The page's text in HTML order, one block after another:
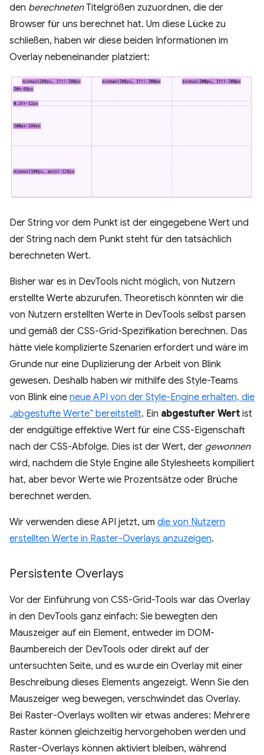
den berechnetenTitelgrößen zuzuordnen, die der
Browser für uns berechnet hat. Um diese Lücke zu
schließen, haben wir diese beiden Informationen im
Overlay nebeneinander platziert:
Der String vor dem Punkt ist der eingegebene Wert und
der String nach dem Punkt steht für den tatsächlich
berechneten Wert.
Bisher war es in DevTools nicht möglich, von Nutzern
erstellte Werte abzurufen. Theoretisch könnten wir die
von Nutzern erstellten Werte in DevTools selbst parsen
und gemäß der CSS-Grid-Spezifikation berechnen. Das
hätte viele komplizierte Szenarien erfordert und wäre im
Grunde nur eine Duplizierung der Arbeit von Blink
gewesen. Deshalb haben wir mithilfe des Style-Teams
von Blink eine neue API von der Style-Engine erhalten, die
„abgestufte Werte“ bereitstellt. Ein abgestufter Wert ist
der endgültige effektive Wert für eine CSS-Eigenschaft
nach der CSS-Abfolge. Dies ist der Wert, der gewonnen
wird, nachdem die Style Engine alle Stylesheets kompiliert
hat, aber bevor Werte wie Prozentsätze oder Brüche
berechnet werden.
Wir verwenden diese API jetzt, um die von Nutzern
erstellten Werte in Raster-Overlays anzuzeigen.
Persistente Overlays
Vor der Einführung von CSS-Grid-Tools war das Overlay
in den DevTools ganz einfach: Sie bewegten den
Mauszeiger auf ein Element, entweder im DOM-
Baumbereich der DevTools oder direkt auf der
untersuchten Seite, und es wurde ein Overlay mit einer
Beschreibung dieses Elements angezeigt. Wenn Sie den
Mauszeiger weg bewegen, verschwindet das Overlay.
Bei Raster-Overlays wollten wir etwas anderes: Mehrere
Raster können gleichzeitig hervorgehoben werden und
Raster-Overlays können aktiviert bleiben, während